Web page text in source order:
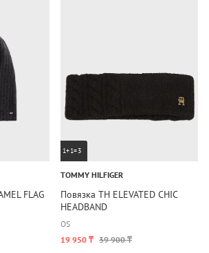
FLAG
1+1=3
TOMMY HILFIGER
Повязка TH ELEVATED CHIC
HEADBAND
OS
19 950 ₸ 39 900 ₸